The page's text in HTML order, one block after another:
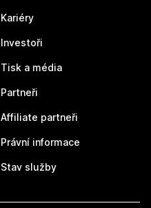
Kariéry
Investoři
Tisk a média
Partneři
Affiliate partneři
Právní informace
Stav služby